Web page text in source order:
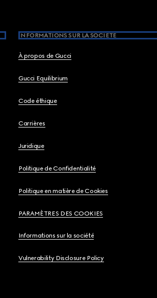
INFORMATIONS SUR LA SOCIETE
À propos de Gucci
Gucci Equilibrium
Code éthique
Carrières
Juridique
Politique de Confidentialité
Politique en matière de Cookies
PARAMÈTRES DES COOKIES
Informations sur la société
Vulnerability Disclosure Policy